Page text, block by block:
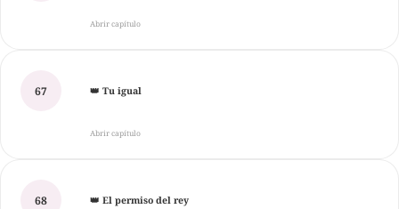
Abrir capítulo
67 👑 Tu igual
Abrir capítulo
68 👑 El permiso del rey